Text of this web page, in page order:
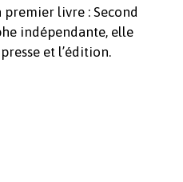
est vide.
livre : Second
indépendante, elle
et l’édition.